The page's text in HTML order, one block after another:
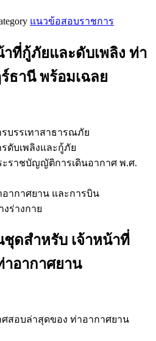
แนวข้อสอบราชการ
ที่กู้ภัยและดับเพลิง ท่า
ธานีพร้อมเฉลย
รบรรเทาสาธารณภัย
ดับเพลิงและกู้ภัย
ะราชบัญญัติการเดินอากาศ พ.ศ.
อากาศยาน และการบิน
ร่างกาย
ชุดสำหรับ เจ้าหน้าที่
อากาศยาน
สอบล่าสุดของ ท่าอากาศยาน